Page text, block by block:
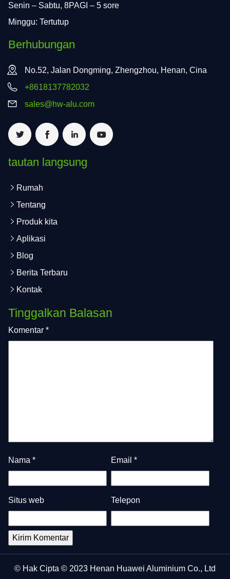
Senin – Sabtu, 8PAGI – 5 sore
Minggu: Tertutup
Berhubungan
No.52, Jalan Dongming, Zhengzhou, Henan, Cina
+8618137782032
sales@hw-alu.com
tautan langsung
Rumah
Tentang
Produk kita
Aplikasi
Blog
Berita Terbaru
Kontak
Tinggalkan Balasan
Komentar *
Nama * Email *
Situs web Telepon
© Hak Cipta © 2023 Henan Huawei Aluminium Co., Ltd